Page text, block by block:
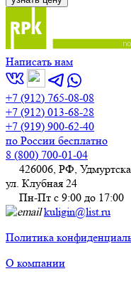
Написать нам
+7 (912) 765-08-08
+7 (912) 013-68-28
+7 (919) 900-62-40
по России бесплатно
8 (800) 700-01-04
426006, РФ,
ул. Клубная 24
Пн-Пт с 9:00 до 17:00
kuligin@list.ru
Политика
О компании